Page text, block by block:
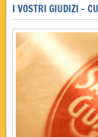
I VOSTRI GIUDIZI -